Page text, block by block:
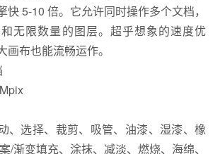
快 5-10 倍。它允许同时操作多个文档，
无限数量的图层。超乎想象的速度优
画布也能流畅运作。
、选择、裁剪、吸管、油漆、湿漆、橡
/渐变填充、涂抹、减淡、燃烧、海绵、